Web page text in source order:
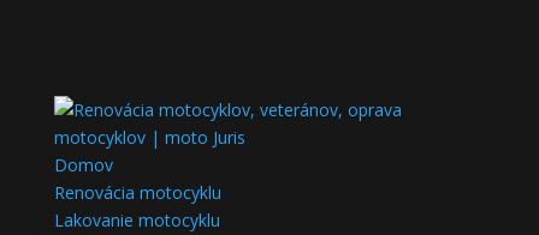
Domov
Renovácia motocyklu
Lakovanie motocyklu